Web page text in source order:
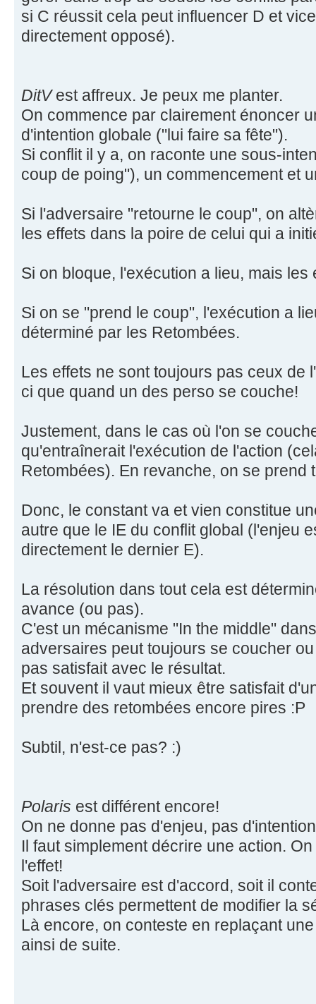
si C réussit cela peut influencer D et
directement opposé).
DitVest affreux. Je peux me planter.
On commence par clairement énoncer
d'intention globale ("lui faire sa fête").
Si conflit il y a, on raconte une sous-
coup de poing"), un commencement et
Si l'adversaire "retourne le coup", on
les effets dans la poire de celui qui a
Si on bloque, l'exécution a lieu, mais
Si on se "prend le coup", l'exécution a
déterminé par les Retombées.
Les effets ne sont toujours pas ceux de
ci que quand un des perso se couche!
Justement, dans le cas où l'on se
qu'entraînerait l'exécution de l'action
Retombées). En revanche, on se prend
Donc, le constant va et vien constitue
autre que le IE du conflit global (l'enjeu
directement le dernier E).
La résolution dans tout cela est
avance (ou pas).
C'est un mécanisme "In the middle"
adversaires peut toujours se coucher
pas satisfait avec le résultat.
Et souvent il vaut mieux être satisfait
prendre des retombées encore pires :P
Subtil, n'est-ce pas? :)
Polaris est différent encore!
On ne donne pas d'enjeu, pas
Il faut simplement décrire une action.
l'effet!
Soit l'adversaire est d'accord, soit il
phrases clés permettent de modifier la
Là encore, on conteste en replaçant
ainsi de suite.